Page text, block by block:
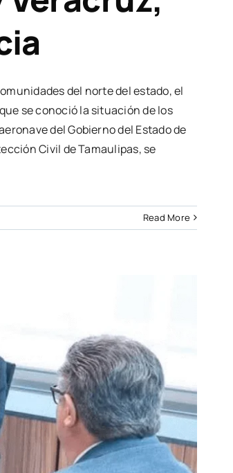
del norte del estado, el
se conoció la situación de los
del Gobierno del Estado de
Civil de Tamaulipas, se
Read More